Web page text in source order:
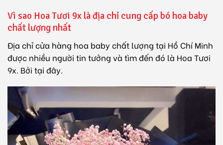
Vì sao Hoa Tươi 9x là địa chỉ cung cấp bó hoa baby
chất lượng nhất
Địa chỉ cửa hàng hoa baby chất lượng tại Hồ Chí Minh
được nhiều người tin tưởng và tìm đến đó là Hoa Tươi
9x. Bởi tại đây.